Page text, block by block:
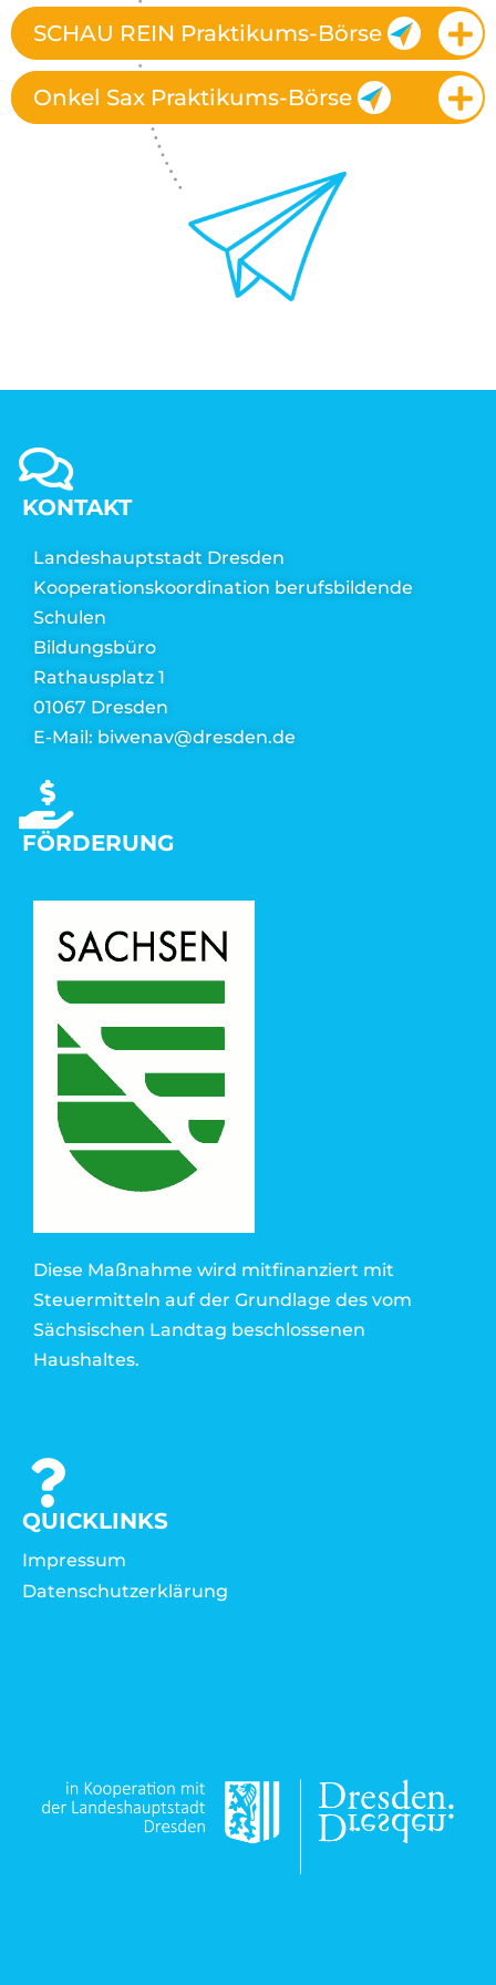
SCHAU REIN Praktikums-Börse
Onkel Sax Praktikums-Börse
KONTAKT
Landeshauptstadt Dresden
Kooperationskoordination berufsbildende
Schulen
Bildungsbüro
Rathausplatz 1
01067 Dresden
E-Mail: biwenav@dresden.de
FÖRDERUNG
Diese Maßnahme wird mitfinanziert mit
Steuermitteln auf der Grundlage des vom
Sächsischen Landtag beschlossenen
Haushaltes.
QUICKLINKS
Impressum
Datenschutzerklärung